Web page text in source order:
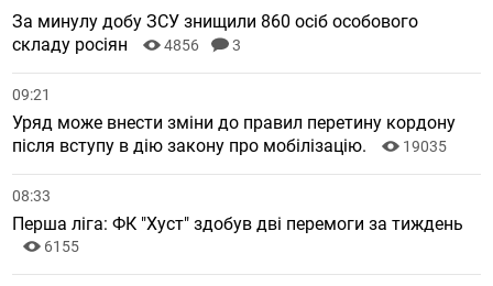
За минулу добу ЗСУ знищили 860 осіб особового
складу росіян
4856 3
09:21
Уряд може внести зміни до правил перетину кордону
після вступу в дію закону про мобілізацію.
19035
08:33
Перша ліга: ФК "Хуст" здобув дві перемоги за тиждень
6155